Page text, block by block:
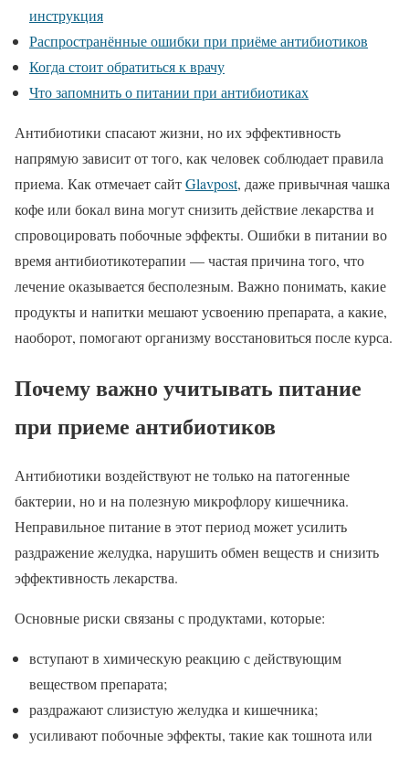
инструкция
Распространённые ошибки при приёме антибиотиков
Когда стоит обратиться к врачу
Что запомнить о питании при антибиотиках
Антибиотики спасают жизни, но их эффективность
напрямую зависит от того, как человек соблюдает правила
приема. Как отмечает сайтGlavpost, даже привычная чашка
кофе или бокал вина могут снизить действие лекарства и
спровоцировать побочные эффекты. Ошибки в питании во
время антибиотикотерапии — частая причина того, что
лечение оказывается бесполезным. Важно понимать, какие
продукты и напитки мешают усвоению препарата, а какие,
наоборот, помогают организму восстановиться после курса.
Почему важно учитывать питание
при приеме антибиотиков
Антибиотики воздействуют не только на патогенные
бактерии, но и на полезную микрофлору кишечника.
Неправильное питание в этот период может усилить
раздражение желудка, нарушить обмен веществ и снизить
эффективность лекарства.
Основные риски связаны с продуктами, которые:
вступают в химическую реакцию с действующим
веществом препарата;
раздражают слизистую желудка и кишечника;
усиливают побочные эффекты, такие как тошнота или